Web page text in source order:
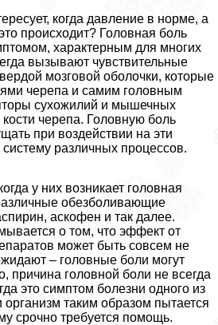
когда давление в норме, а
происходит? Головная боль
хаpaктерным для многих
вызывают чувствительные
мозговой оболочки, которые
черепа и самим головным
сухожилий и мышечных
черепа. Головную боль
при воздействии на эти
различных процессов.
у них возникает головная
обезболивающие
аскофен и так далее.
о том, что эффект от
может быть совсем не
– головные боли могут
причина головной боли не всегда
это симптом болезни одного из
организм таким образом пытается
срочно требуется помощь.